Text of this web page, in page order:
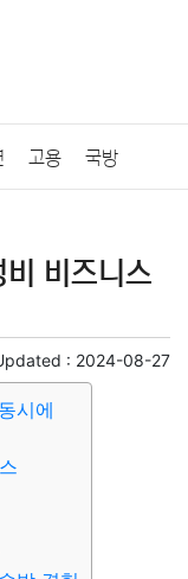
고용 국방
폐 블록체인
증권 인테리어
스포츠
비즈니스
: 2024-08-27
시에